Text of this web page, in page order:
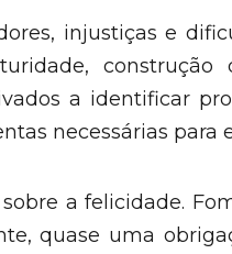
injustiças e
construção
a identificar
necessárias para
a felicidade.
quase uma